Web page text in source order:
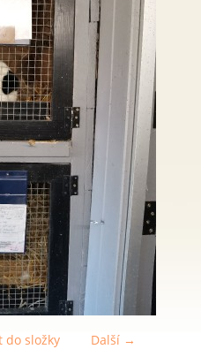
Další →
do složky